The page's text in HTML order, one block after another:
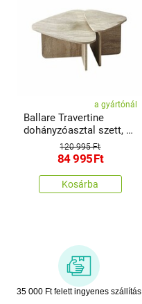
a gyártónál
Ballare Travertine
dohányzóasztal szett, 2
120 995 Ft
84 995Ft
Kosárba
35 000 Ft felett ingyenes szállítás